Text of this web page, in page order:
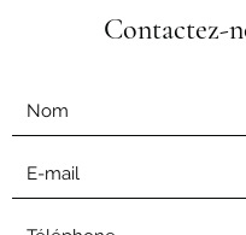
Contactez-